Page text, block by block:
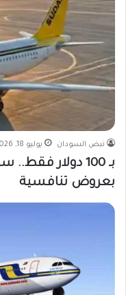
نبض السودان يوليو 18, 2026
بـ 100 دولار
بعروض تنافسية